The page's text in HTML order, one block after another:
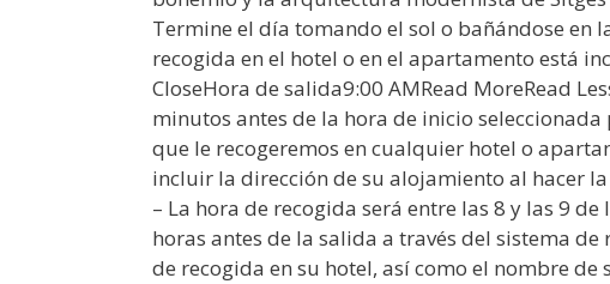
Termine el día tomando el sol o bañándose en
recogida en el hotel o en el apartamento está
CloseHora de salida9:00 AMRead MoreRead
minutos antes de la hora de inicio
que le recogeremos en cualquier hotel o
incluir la dirección de su alojamiento al hacer la
– La hora de recogida será entre las 8 y las 9
horas antes de la salida a través del sistema
de recogida en su hotel, así como el nombre